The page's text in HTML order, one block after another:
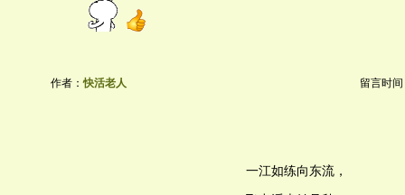
作者：快活老人 留言时间
一江如练向东流，